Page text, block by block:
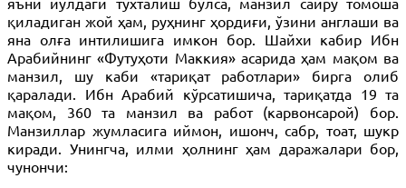
қиладиган жой ҳам, руҳнинг ҳордиғи, ўзини англаши ва
яна олға интилишига имкон бор. Шайхи кабир Ибн
Арабийнинг «Футуҳоти Маккия» асарида ҳам мақом ва
манзил, шу каби «тариқат работлари» бирга олиб
қаралади. Ибн Арабий кўрсатишича, тариқатда 19 та
мақом, 360 та манзил ва работ (карвонсарой) бор.
Манзиллар жумласига иймон, ишонч, сабр, тоат, шукр
киради. Унингча, илми ҳолнинг ҳам даражалари бор,
чунончи: